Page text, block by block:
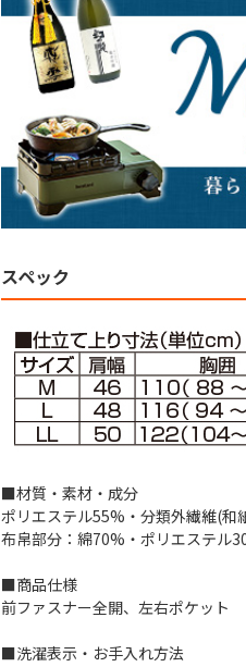
スペック
■材質・素材・成分
ポリエステル55%・分類外繊維(和
布帛部分：綿70%・ポリエステル
■商品仕様
前ファスナー全開、左右ポケット
■洗濯表示・お手入れ方法